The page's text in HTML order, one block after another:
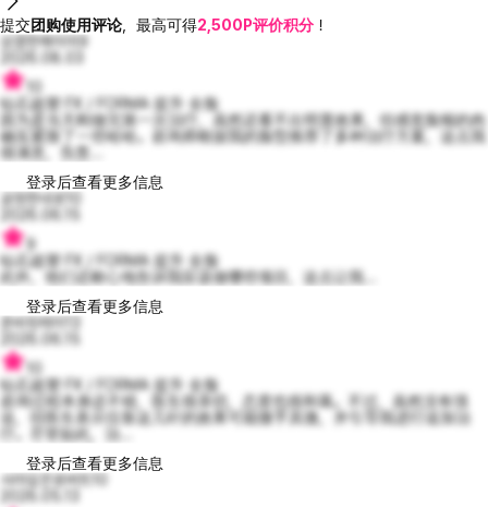
提交团购使用评论，最高可得2,500P评价积分 ！
상큼한메이미9
2026.08.03
钻石超塑 FX / FORMA 提升 全脸
因为是当天刚做完第一次治疗，虽然还看不出明显效果，但感觉脸颊的肉
确实紧致了一些哈哈。咨询师根据我的脸型推荐了多种治疗方案，这点我
很满意，负责...
登录后查看更多信息
공정한네로10
2026.06.15
9
钻石超塑 FX / FORMA 提升 全脸
此外，他们还耐心地告诉我应该做哪些项目，这点让我...
登录后查看更多信息
준비된레이13
2026.06.15
钻石超塑 FX / FORMA 提升 全脸
咨询过程本身还不错，医生很亲切，态度也很和蔼。不过，虽然没有强
迫，但医生表示仅靠这几针的效果可能微乎其微，并引导我进行追加治
疗。尽管如此，治...
登录后查看更多信息
사려깊은로버트10
2026.05.13